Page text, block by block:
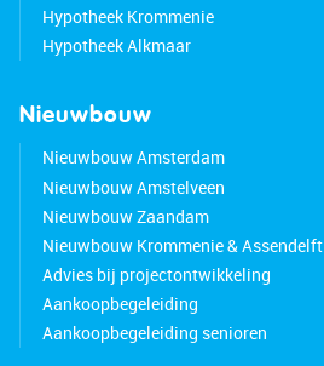
Hypotheek Krommenie
Hypotheek Alkmaar
Nieuwbouw
Nieuwbouw Amsterdam
Nieuwbouw Amstelveen
Nieuwbouw Zaandam
Nieuwbouw Krommenie & Assendelft
Advies bij projectontwikkeling
Aankoopbegeleiding
Aankoopbegeleiding senioren